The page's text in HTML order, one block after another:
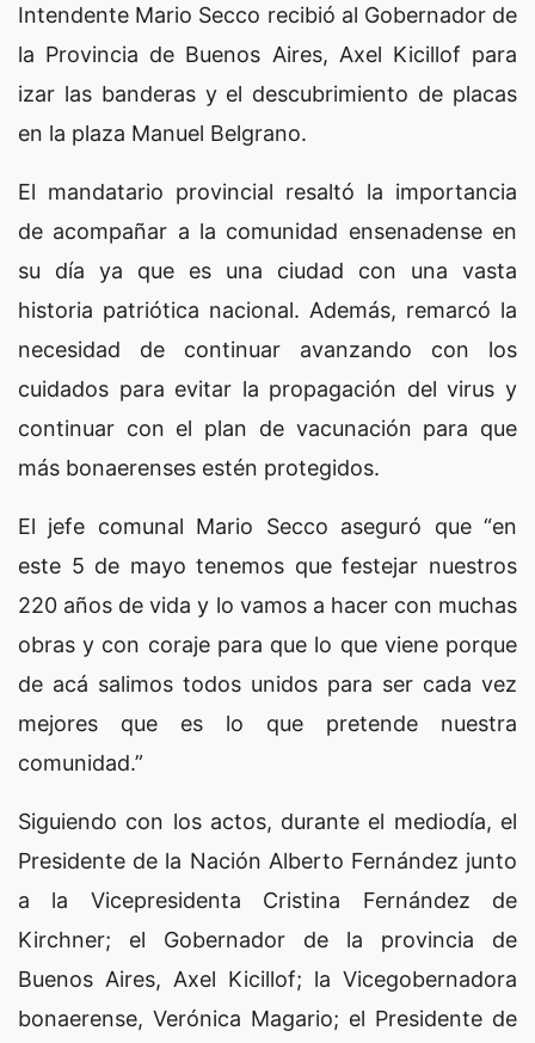
Intendente Mario Secco recibió al Gobernador de
la Provincia de Buenos Aires, Axel Kicillof para
izar las banderas y el descubrimiento de placas
en la plaza Manuel Belgrano.
El mandatario provincial resaltó la importancia
de acompañar a la comunidad ensenadense en
su día ya que es una ciudad con una vasta
historia patriótica nacional. Además, remarcó la
necesidad de continuar avanzando con los
cuidados para evitar la propagación del virus y
continuar con el plan de vacunación para que
más bonaerenses estén protegidos.
El jefe comunal Mario Secco aseguró que “en
este 5 de mayo tenemos que festejar nuestros
220 años de vida y lo vamos a hacer con muchas
obras y con coraje para que lo que viene porque
de acá salimos todos unidos para ser cada vez
mejores que es lo que pretende nuestra
comunidad.”
Siguiendo con los actos, durante el mediodía, el
Presidente de la Nación Alberto Fernández junto
a la Vicepresidenta Cristina Fernández de
Kirchner; el Gobernador de la provincia de
Buenos Aires, Axel Kicillof; la Vicegobernadora
bonaerense, Verónica Magario; el Presidente de